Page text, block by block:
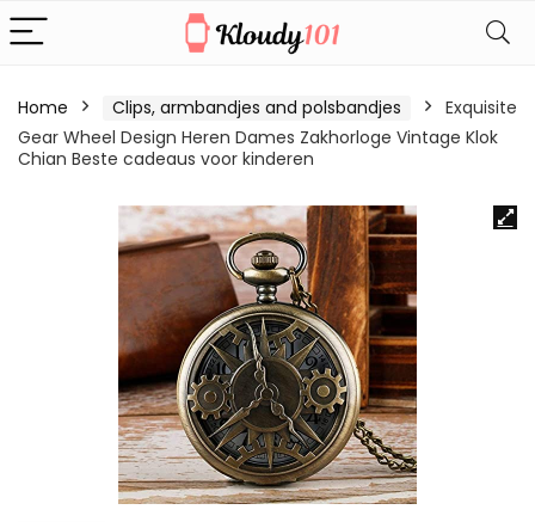
Home Clips, armbandjes and polsbandjes
Exquisite
Gear Wheel Design Heren Dames Zakhorloge Vintage Klok
Chian Beste cadeaus voor kinderen